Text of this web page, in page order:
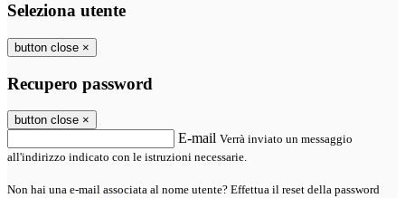
Seleziona utente
button close ×
Recupero password
button close ×
E-mail Verrà inviato un messaggio
all'indirizzo indicato con le istruzioni necessarie.
Non hai una e-mail associata al nome utente? Effettua il reset della password